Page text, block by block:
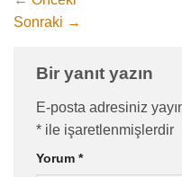
Sonraki →
Bir yanıt yazın
E-posta adresiniz
* ile işaretlenmişlerdir
Yorum *